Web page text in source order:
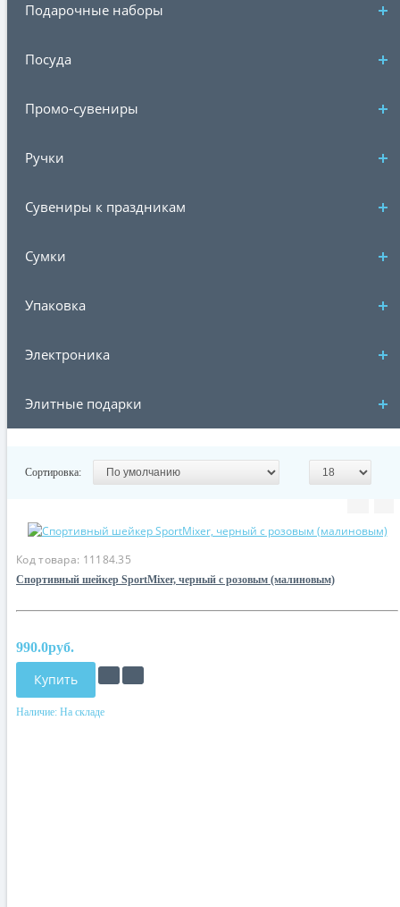
Подарочные наборы
Посуда
Промо-сувениры
Ручки
Сувениры к праздникам
Сумки
Упаковка
Электроника
Элитные подарки
Сортировка:
Код товара: 11184.35
Спортивный шейкер SportMixer, черный с розовым (малиновым)
990.0руб.
Купить
Наличие: На складе